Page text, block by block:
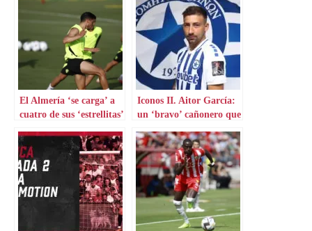
El Almería ‘se carga’ a
cuatro de sus ‘estrellitas’
Iconos II. Aitor García:
un ‘bravo’ cañonero que